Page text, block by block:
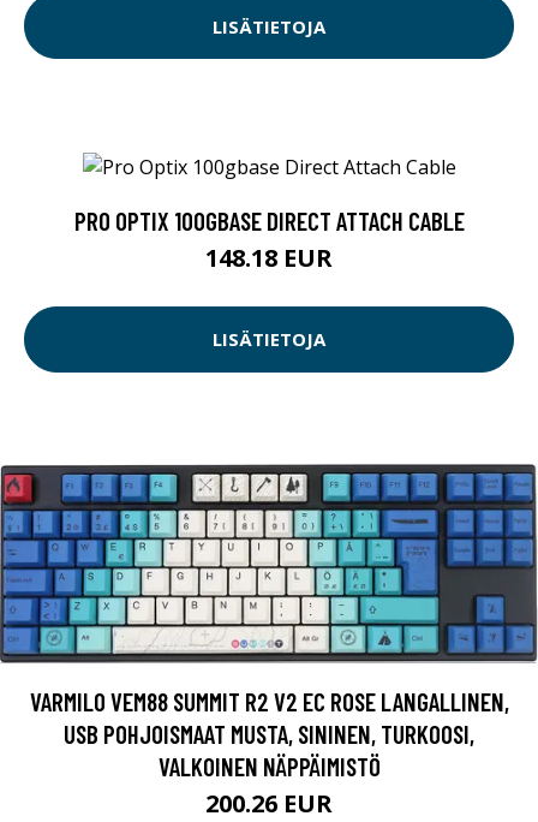
LISÄTIETOJA
PRO OPTIX 100GBASE DIRECT ATTACH CABLE
148.18 EUR
LISÄTIETOJA
VARMILO VEM88 SUMMIT R2 V2 EC ROSE LANGALLINEN,
USB POHJOISMAAT MUSTA, SININEN, TURKOOSI,
VALKOINEN NÄPPÄIMISTÖ
200.26 EUR